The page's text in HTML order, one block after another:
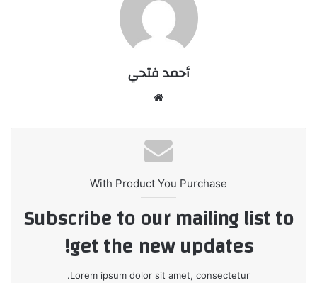
أحمد فتحي
With Product You Purchase
Subscribe to our mailing list to
get the new updates!
Lorem ipsum dolor sit amet, consectetur.